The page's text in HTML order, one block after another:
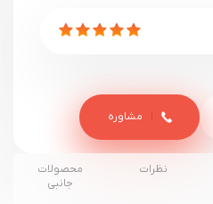
مشاوره
نظرات
محصولات
جانبی